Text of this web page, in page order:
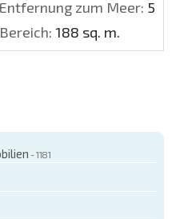
Entfernung zum Meer: 50
Bereich: 188 sq. m.
- 1181